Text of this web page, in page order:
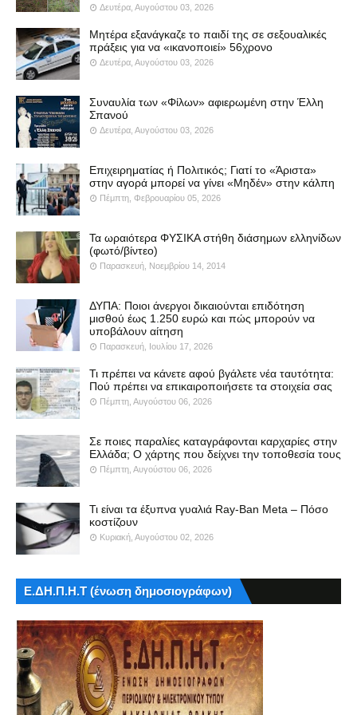
Δευτέρα, Αυγούστου 03, 2026
Μητέρα εξανάγκαζε το παιδί της σε σεξουαλικές
πράξεις για να «ικανοποιεί» 56χρονο
Δευτέρα, Αυγούστου 03, 2026
Συναυλία των «Φίλων» αφιερωμένη στην Έλλη
Σπανού
Δευτέρα, Αυγούστου 03, 2026
Επιχειρηματίας ή Πολιτικός; Γιατί το «Άριστα»
στην αγορά μπορεί να γίνει «Μηδέν» στην κάλπη
Πέμπτη, Φεβρουαρίου 05, 2026
Τα ωραιότερα ΦΥΣΙΚΑ στήθη διάσημων ελληνίδων
(φωτό/βίντεο)
Παρασκευή, Νοεμβρίου 14, 2014
ΔΥΠΑ: Ποιοι άνεργοι δικαιούνται επιδότηση
μισθού έως 1.250 ευρώ και πώς μπορούν να
υποβάλουν αίτηση
Παρασκευή, Ιουλίου 17, 2026
Τι πρέπει να κάνετε αφού βγάλετε νέα ταυτότητα:
Πού πρέπει να επικαιροποιήσετε τα στοιχεία σας
Πέμπτη, Αυγούστου 06, 2026
Σε ποιες παραλίες καταγράφονται καρχαρίες στην
Ελλάδα; Ο χάρτης που δείχνει την τοποθεσία τους
Πέμπτη, Αυγούστου 06, 2026
Τι είναι τα έξυπνα γυαλιά Ray-Ban Meta – Πόσο
κοστίζουν
Κυριακή, Αυγούστου 02, 2026
Ε.ΔΗ.Π.Η.Τ (ένωση δημοσιογράφων)